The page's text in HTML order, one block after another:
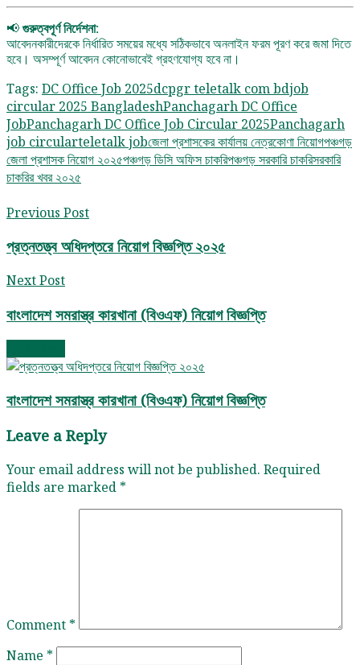
📢 গুরুত্বপূর্ণ নির্দেশনা:
আবেদনকারীদেরকে নির্ধারিত সময়ের মধ্যে সঠিকভাবে অনলাইন ফরম পূরণ করে জমা দিতে
হবে। অসম্পূর্ণ আবেদন কোনোভাবেই গ্রহণযোগ্য হবে না।
Tags: DC Office Job 2025dcpgr teletalk com bdjob
circular 2025 BangladeshPanchagarh DC Office
JobPanchagarh DC Office Job Circular 2025Panchagarh
job circularteletalk jobজেলা প্রশাসকের কার্যালয় নেত্রকোণা নিয়োগপঞ্চগড়
জেলা প্রশাসক নিয়োগ ২০২৫পঞ্চগড় ডিসি অফিস চাকরিপঞ্চগড় সরকারি চাকরিসরকারি
চাকরির খবর ২০২৫
Previous Post
প্রত্নতত্ত্ব অধিদপ্তরে নিয়োগ বিজ্ঞপ্তি ২০২৫
Next Post
বাংলাদেশ সমরাস্ত্র কারখানা (বিওএফ) নিয়োগ বিজ্ঞপ্তি
বাংলাদেশ সমরাস্ত্র কারখানা (বিওএফ) নিয়োগ বিজ্ঞপ্তি
Leave a Reply
Your email address will not be published. Required
fields are marked *
Comment *
Name *